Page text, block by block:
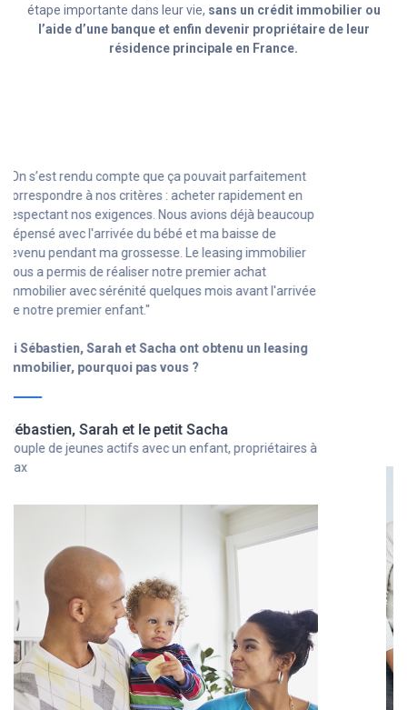
étape importante dans leur vie, sans un crédit immobilier ou
l’aide d’une banque et enfin devenir propriétaire de leur
résidence principale en France.
"Avec mon statut d’indépendant (autoentrepreneur)
c’était compliqué de trouver un crédit. Grâce aux
conseillers de la société de leasing immobilier, je n’ai
pas eu à repousser mon projet immobilier et enfin pu
avoir mon chez moi, sans avoir à renoncer à mon
entreprise en croissance !"
Si Ghislain a obtenu un leasing immobilier, pourquoi
propriétaire à Bordeaux